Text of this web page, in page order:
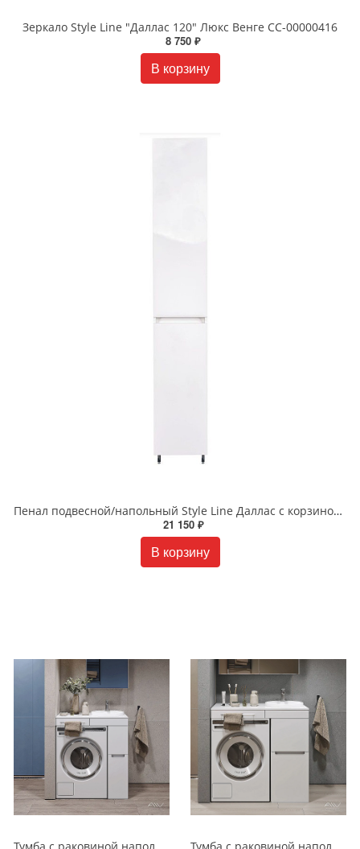
Зеркало Style Line "Даллас 120" Люкс Венге СС-00000416
8 750 ₽
В корзину
Пенал подвесной/напольный Style Line Даллас с корзиной люкс белый PLUS СС-00000452
21 150 ₽
В корзину